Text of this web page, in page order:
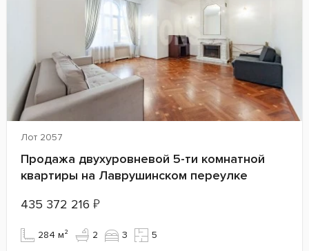
Лот 2057
Продажа двухуровневой 5-ти комнатной
квартиры на Лаврушинском переулке
435 372 216 ₽
284 м² 2 3 5